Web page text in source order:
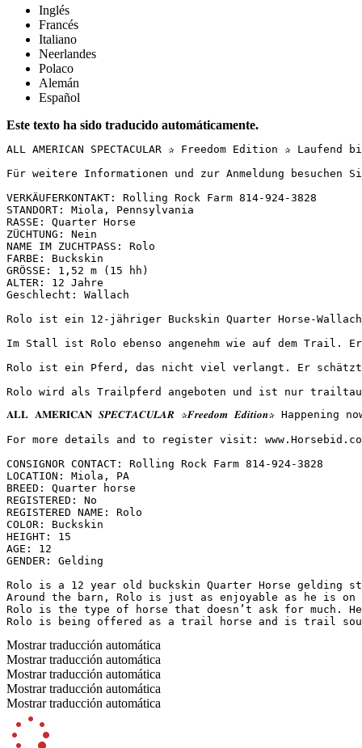
Inglés
Francés
Italiano
Neerlandes
Polaco
Alemán
Español
Este texto ha sido traducido automáticamente.
ALL AMERICAN SPECTACULAR ✰ Freedom Edition ✰
Für weitere Informationen und zur Anmeldung besuchen
VERKÄUFERKONTAKT: Rolling Rock Farm 814-924-3828
STANDORT: Miola, Pennsylvania
RASSE: Quarter Horse
ZÜCHTUNG: Nein
NAME IM ZUCHTPASS: Rolo
FARBE: Buckskin
GRÖSSE: 1,52 m (15 hh)
ALTER: 12 Jahre
Geschlecht: Wallach
Rolo ist ein 12-jähriger Buckskin Quarter Horse-
Im Stall ist Rolo ebenso angenehm wie auf dem Trail.
Rolo ist ein Pferd, das nicht viel verlangt. Er schätzt
Rolo wird als Trailpferd angeboten und ist nur
𝐀𝐋𝐋 𝐀𝐌𝐄𝐑𝐈𝐂𝐀𝐍 𝑺𝑷𝑬𝑪𝑻𝑨𝑪𝑼𝑳𝑨𝑹 ✰𝑭𝒓𝒆𝒆𝒅𝒐𝒎 𝑬𝒅𝒊𝒕𝒊𝒐𝒏✰
For more details and to register visit:
CONSIGNOR CONTACT: Rolling Rock Farm 814-924-3828
LOCATION: Miola, PA
BREED: Quarter horse
REGISTERED: No
REGISTERED NAME: Rolo
COLOR: Buckskin
HEIGHT: 15
AGE: 12
GENDER: Gelding
Rolo is a 12 year old buckskin Quarter Horse
Around the barn, Rolo is just as enjoyable as he is on
Rolo is the type of horse that doesn’t ask for much.
Rolo is being offered as a trail horse and is trail
Mostrar traducción automática
Mostrar traducción automática
Mostrar traducción automática
Mostrar traducción automática
Mostrar traducción automática